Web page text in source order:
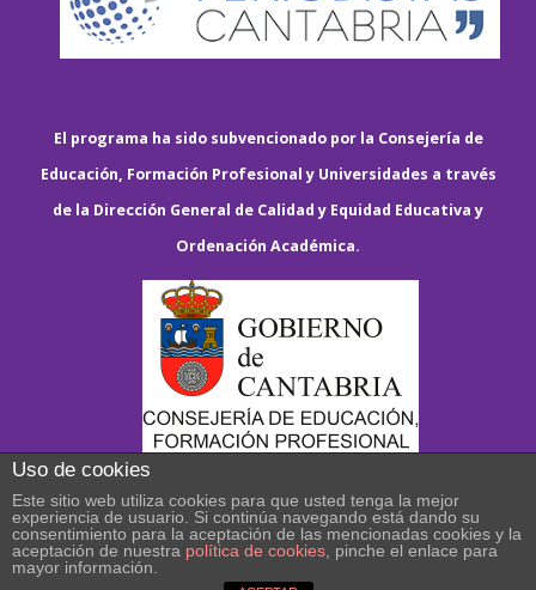
El programa ha sido subvencionado por la Consejería de
Educación, Formación Profesional y Universidades a través
de la Dirección General de Calidad y Equidad Educativa y
Ordenación Académica.
Uso de cookies
Este sitio web utiliza cookies para que usted tenga la mejor
experiencia de usuario. Si continúa navegando está dando su
consentimiento para la aceptación de las mencionadas cookies y la
aceptación de nuestra política de cookies , pinche el enlace para
mayor información.